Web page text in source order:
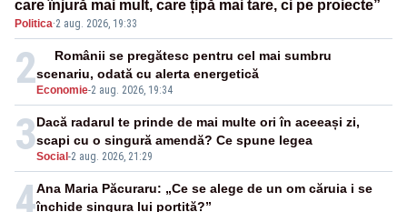
care înjură mai mult, care țipă mai tare, ci pe proiecte”
Politica·2 aug. 2026, 19:33
2 Economie-2 aug. 2026, 19:34
Românii se pregătesc pentru cel mai sumbru
scenariu, odată cu alerta energetică
3Social -2 aug. 2026, 21:29
Dacă radarul te prinde de mai multe ori în aceeași zi,
scapi cu o singură amendă? Ce spune legea
4Ana Maria Păcuraru: „Ce se alege de un om căruia i se
închide singura lui portiță?”